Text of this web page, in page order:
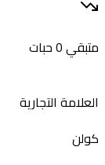
متبقي 0 حبات
العلامة التجارية
كولن